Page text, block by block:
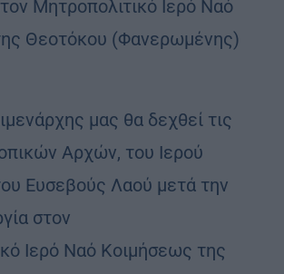
Μητροπολιτικό Ιερό Ναό
Θεοτόκου (Φανερωμένης)
μας θα δεχθεί τις
Αρχών, του Ιερού
Ευσεβούς Λαού μετά την
στον
Ιερό Ναό Κοιμήσεως της